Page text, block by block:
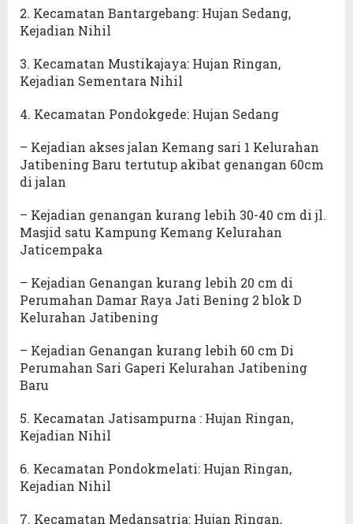
2. Kecamatan Bantargebang: Hujan Sedang,
Kejadian Nihil
3. Kecamatan Mustikajaya: Hujan Ringan,
Kejadian Sementara Nihil
4. Kecamatan Pondokgede: Hujan Sedang
– Kejadian akses jalan Kemang sari 1 Kelurahan
Jatibening Baru tertutup akibat genangan 60cm
di jalan
– Kejadian genangan kurang lebih 30-40 cm di jl.
Masjid satu Kampung Kemang Kelurahan
Jaticempaka
– Kejadian Genangan kurang lebih 20 cm di
Perumahan Damar Raya Jati Bening 2 blok D
Kelurahan Jatibening
– Kejadian Genangan kurang lebih 60 cm Di
Perumahan Sari Gaperi Kelurahan Jatibening
Baru
5. Kecamatan Jatisampurna : Hujan Ringan,
Kejadian Nihil
6. Kecamatan Pondokmelati: Hujan Ringan,
Kejadian Nihil
7. Kecamatan Medansatria: Hujan Ringan,